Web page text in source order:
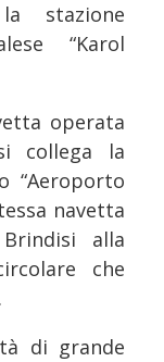
stazione
“Karol
operata
collega la
“Aeroporto
navetta
alla
che
di grande